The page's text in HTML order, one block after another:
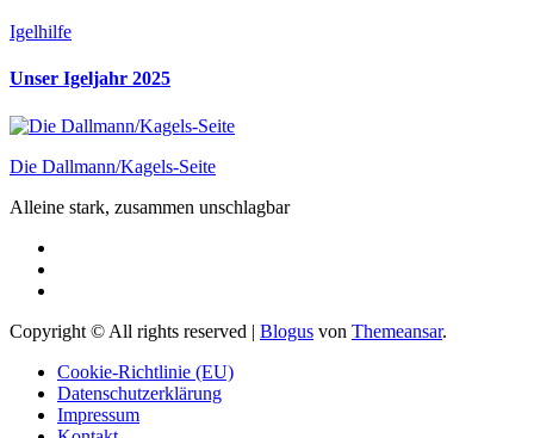
Igelhilfe
Unser Igeljahr 2025
Die Dallmann/Kagels-Seite
Alleine stark, zusammen unschlagbar
Copyright © All rights reserved | Blogus von Themeansar.
Cookie-Richtlinie (EU)
Datenschutzerklärung
Impressum